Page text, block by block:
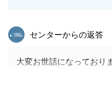
東急リバブル
センターからの返答
大変お世話になっており